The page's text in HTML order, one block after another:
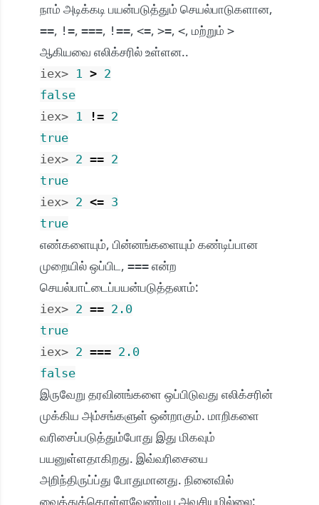
நாம் அடிக்கடி பயன்படுத்தும் செயல்பாடுகளான,
==, !=, ===, !==, <=, >=, <, மற்றும் >
ஆகியவை எலிக்சரில் உள்ளன..
iex> 1 > 2
false
iex> 1 != 2
true
iex> 2 == 2
true
iex> 2 <= 3
true
எண்களையும், பின்னங்களையும் கண்டிப்பான
முறையில் ஒப்பிட, === என்ற
செயல்பாட்டைப்பயன்படுத்தலாம்:
iex> 2 == 2.0
true
iex> 2 === 2.0
false
இருவேறு தரவினங்களை ஒப்பிடுவது எலிக்சரின்
முக்கிய அம்சங்களுள் ஒன்றாகும். மாறிகளை
வரிசைப்படுத்தும்போது இது மிகவும்
பயனுள்ளதாகிறது. இவ்வரிசையை
அறிந்திருப்ப்து போதுமானது. நினைவில்
வைத்துக்கொள்ளவேண்டிய அவசியமில்லை: